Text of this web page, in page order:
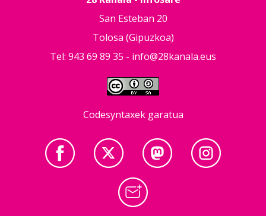
San Esteban 20
Tolosa (Gipuzkoa)
Tel: 943 69 89 35 - info@28kanala.eus
Codesyntaxek garatua